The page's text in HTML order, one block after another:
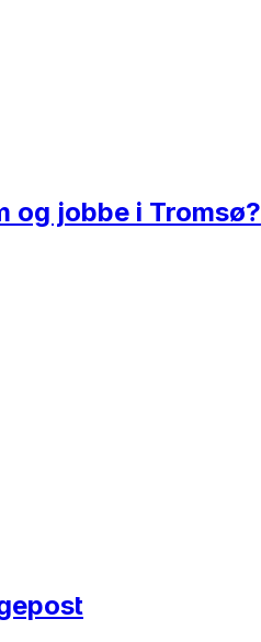
og jobbe i Tromsø?